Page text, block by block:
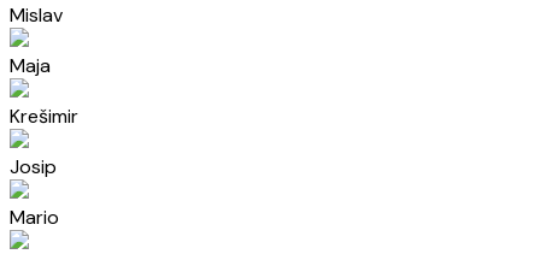
Mislav
Maja
Krešimir
Josip
Mario